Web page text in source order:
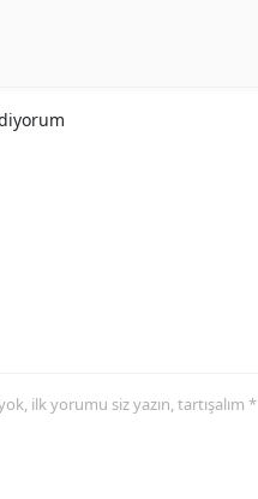
ilk yorumu siz yazın, tartışalım *